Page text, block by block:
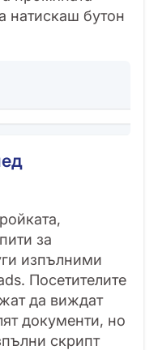
натискаш бутон
за
изпълними
Посетителите
да виждат
документи, но
скрипт